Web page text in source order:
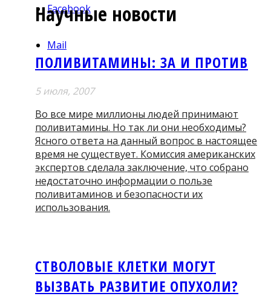
Facebook
Mail
Научные новости
ПОЛИВИТАМИНЫ: ЗА И ПРОТИВ
5 июля, 2007
Во все мире миллионы людей принимают
поливитамины. Но так ли они необходимы?
Ясного ответа на данный вопрос в настоящее
время не существует. Комиссия американских
экспертов сделала заключение, что собрано
недостаточно информации о пользе
поливитаминов и безопасности их
использования.
СТВОЛОВЫЕ КЛЕТКИ МОГУТ
ВЫЗВАТЬ РАЗВИТИЕ ОПУХОЛИ?